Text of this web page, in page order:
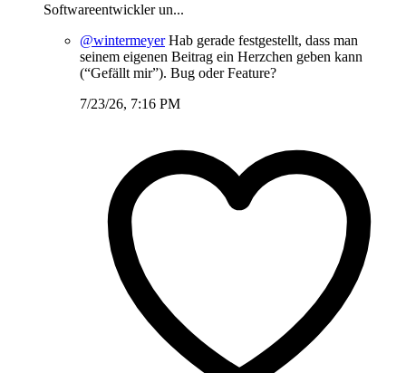
Softwareentwickler un...
@wintermeyerHab gerade festgestellt, dass man
seinem eigenen Beitrag ein Herzchen geben kann
(“Gefällt mir”). Bug oder Feature?
7/23/26, 7:16 PM